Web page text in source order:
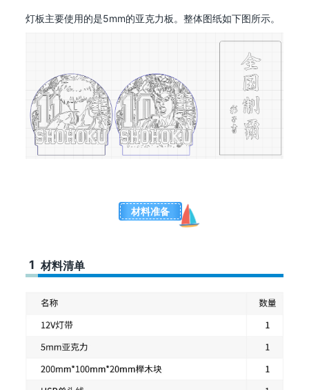
灯板主要使用的是5mm的亚克力板。整体图纸如下图所示。
材料准备
1 材料清单